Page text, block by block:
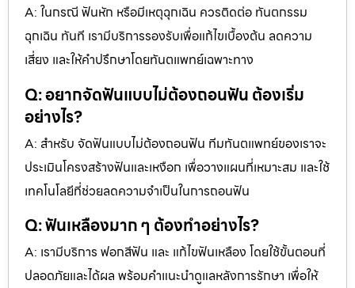
A: ในกรณี ฟันหัก หรือมีเหตุฉุกเฉิน ควรติดต่อ ทันตกรรม
ฉุกเฉิน ทันที เรามีบริการรองรับเพื่อแก้ไขเบื้องต้น ลดความ
เสี่ยง และให้คำปรึกษาโดยทันตแพทย์เฉพาะทาง
Q: อยากจัดฟันแบบไม่ต้องถอนฟัน ต้องเริ่ม
อย่างไร?
A: สำหรับ จัดฟันแบบไม่ต้องถอนฟัน ทีมทันตแพทย์ของเราจะ
ประเมินโครงสร้างฟันและเหงือก เพื่อวางแผนที่เหมาะสม และใช้
เทคโนโลยีที่ช่วยลดความจำเป็นในการถอนฟัน
Q: ฟันเหลืองมาก ๆ ต้องทำอย่างไร?
A: เรามีบริการ ฟอกสีฟัน และ แก้ไขฟันเหลือง โดยใช้ขั้นตอนที่
ปลอดภัยและได้ผล พร้อมคำแนะนำดูแลหลังการรักษา เพื่อให้